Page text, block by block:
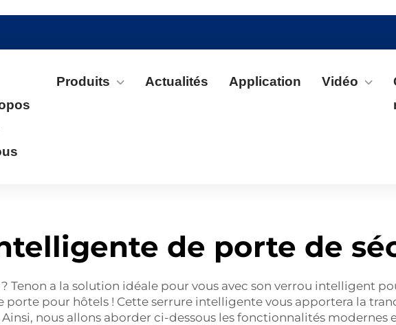
Produits Actualités Application Vidéo
de porte de
Tenon a la solution idéale pour vous avec son verrou intelligent
porte pour hôtels ! Cette serrure intelligente vous apportera la
nous allons aborder ci-dessous les fonctionnalités modernes